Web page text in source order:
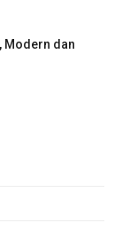
Modern dan